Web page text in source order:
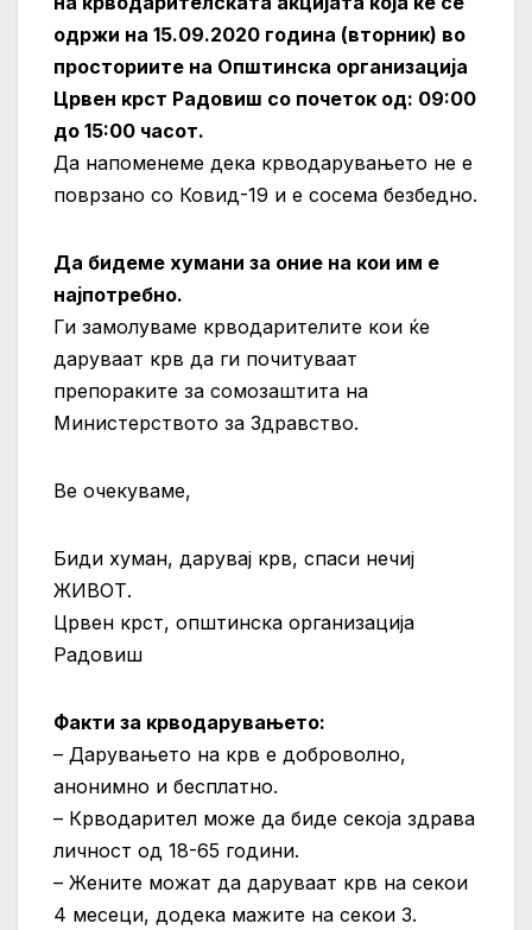
одржи на 15.09.2020 година (вторник) во
просториите на Општинска организација
Црвен крст Радовиш со почеток од: 09:00
до 15:00 часот.
Да напоменеме дека крводарувањето не е
поврзано со Ковид-19 и е сосема безбедно.
Да бидеме хумани за оние на кои им е
најпотребно.
Ги замолуваме крводарителите кои ќе
даруваат крв да ги почитуваат
препораките за сомозаштита на
Министерството за Здравство.
Ве очекуваме,
Биди хуман, дарувај крв, спаси нечиј
ЖИВОТ.
Црвен крст, општинска организација
Радовиш
Факти за крводарувањето:
– Дарувањето на крв е доброволно,
анонимно и бесплатно.
– Крводарител може да биде секоја здрава
личност од 18-65 години.
– Жените можат да даруваат крв на секои
4 месеци, додека мажите на секои 3.